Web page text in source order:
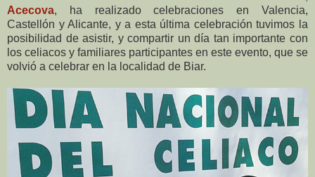
Acecova, ha realizado celebraciones en Valencia,
Castellón y Alicante, y a esta última celebración tuvimos la
posibilidad de asistir, y compartir un día tan importante con
los celiacos y familiares participantes en este evento, que se
volvió a celebrar en la localidad de Biar.